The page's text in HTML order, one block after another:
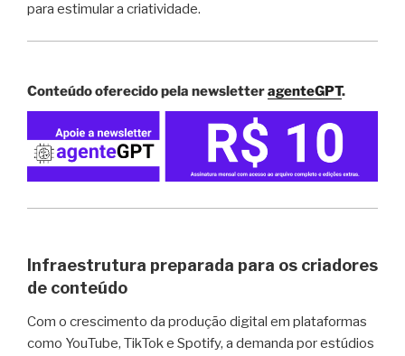
para estimular a criatividade.
Conteúdo oferecido pela newsletteragenteGPT.
Infraestrutura preparada para os criadores
de conteúdo
Com o crescimento da produção digital em plataformas
como YouTube, TikTok e Spotify, a demanda por estúdios